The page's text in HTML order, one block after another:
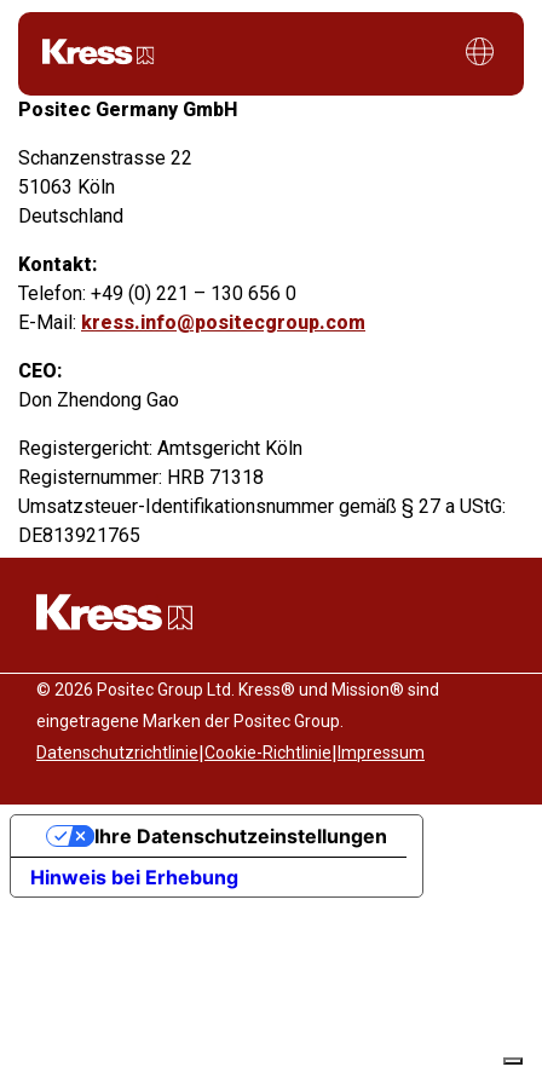
Legal notice
Positec Germany GmbH
Schanzenstrasse 22
51063 Köln
Deutschland
Kontakt:
Telefon: +49 (0) 221 – 130 656 0
E-Mail: kress.info@positecgroup.com
CEO:
Don Zhendong Gao
Registergericht: Amtsgericht Köln
Registernummer: HRB 71318
Umsatzsteuer-Identifikationsnummer gemäß § 27 a UStG:
DE813921765
© 2026 Positec Group Ltd. Kress® und Mission® sind
eingetragene Marken der Positec Group.
Datenschutzrichtlinie|Cookie-Richtlinie| Impressum
Hinweis bei Erhebung
Ihre Datenschutzeinstellungen